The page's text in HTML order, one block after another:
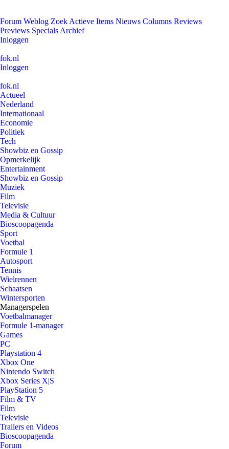
Forum Weblog Zoek Actieve Items Nieuws Columns Reviews
Previews Specials Archief
Inloggen
fok.nl
Inloggen
fok.nl
Actueel
Nederland
Internationaal
Economie
Politiek
Tech
Showbiz en Gossip
Opmerkelijk
Entertainment
Showbiz en Gossip
Muziek
Film
Televisie
Media & Cultuur
Bioscoopagenda
Sport
Voetbal
Formule 1
Autosport
Tennis
Wielrennen
Schaatsen
Wintersporten
Managerspelen
Voetbalmanager
Formule 1-manager
Games
PC
Playstation 4
Xbox One
Nintendo Switch
Xbox Series X|S
PlayStation 5
Film & TV
Film
Televisie
Trailers en Videos
Bioscoopagenda
Forum